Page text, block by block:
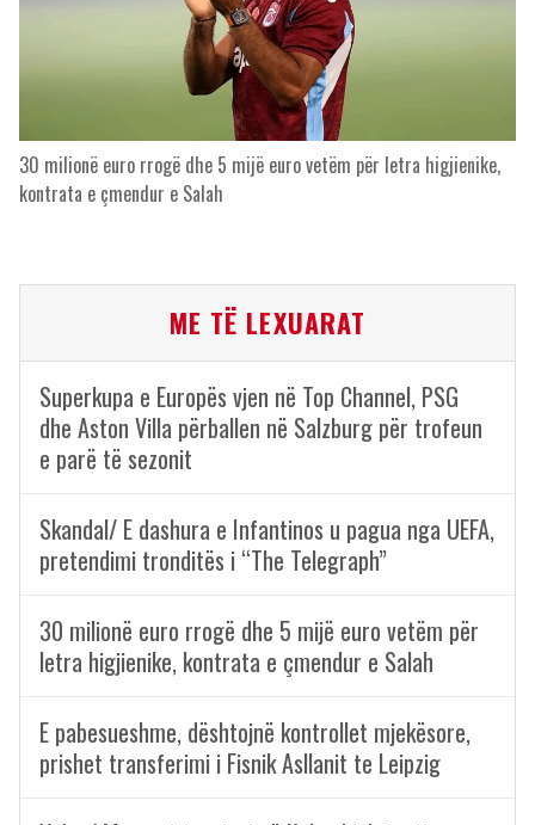
30 milionë euro rrogë dhe 5 mijë euro vetëm për letra higjienike,
kontrata e çmendur e Salah
ME TË LEXUARAT
Superkupa e Europës vjen në Top Channel, PSG
dhe Aston Villa përballen në Salzburg për trofeun
e parë të sezonit
Skandal/ E dashura e Infantinos u pagua nga UEFA,
pretendimi tronditës i “The Telegraph”
30 milionë euro rrogë dhe 5 mijë euro vetëm për
letra higjienike, kontrata e çmendur e Salah
E pabesueshme, dështojnë kontrollet mjekësore,
prishet transferimi i Fisnik Asllanit te Leipzig